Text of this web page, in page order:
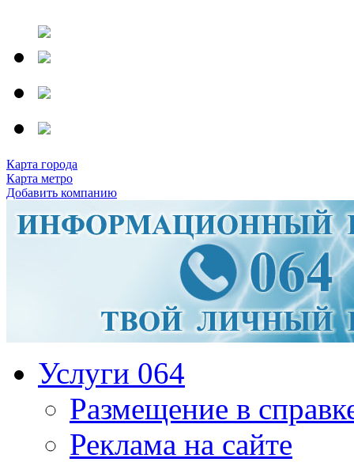
Карта города
Карта метро
Добавить компанию
Услуги 064
Размещение в
Реклама на сайте